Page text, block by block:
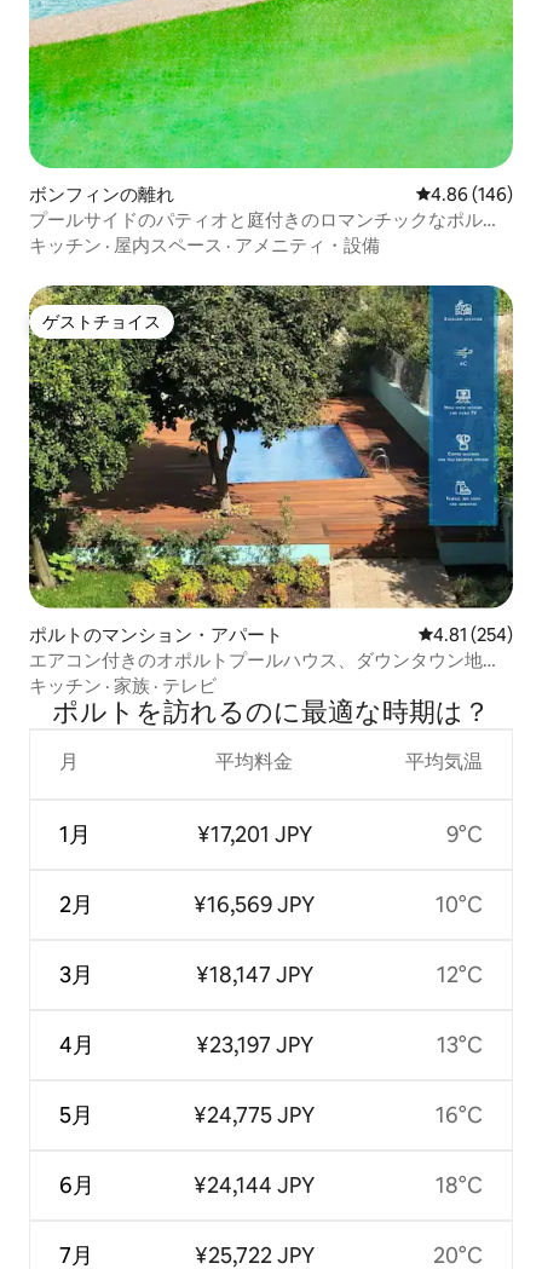
ボンフィンの離れ レビュー146
4.86 (146)
プールサイドのパティオと庭付きのロマンチックなポルト
のスタジオ
キッチン · 屋内スペース · アメニティ・設備
ゲストチョイス
ゲストチョイス
ポルトのマンション・アパート レビュー254
4.81 (254)
エアコン付きのオポルトプールハウス、ダウンタウン地下
鉄
キッチン · 家族 · テレビ
ポルトを訪⁠れ⁠るの⁠に最⁠適⁠な時⁠期⁠は⁠？
月
1月
2月
3月
4月
5月
6月
7月
平均料金
¥17,201 JPY
¥16,569 JPY
¥18,147 JPY
¥23,197 JPY
¥24,775 JPY
¥24,144 JPY
¥25,722 JPY
平均気温
9°C
10°C
12°C
13°C
16°C
18°C
20°C